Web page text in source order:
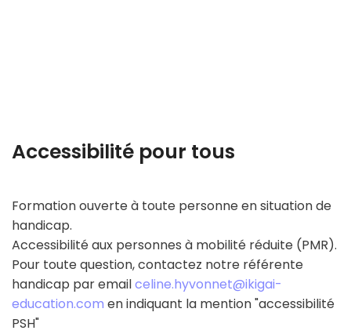
Accessibilité pour tous
Formation ouverte à toute personne en situation de
handicap.
Accessibilité aux personnes à mobilité réduite (PMR).
Pour toute question, contactez notre référente
handicap par emailceline.hyvonnet@ikigai-
education.com en indiquant la mention "accessibilité
PSH"